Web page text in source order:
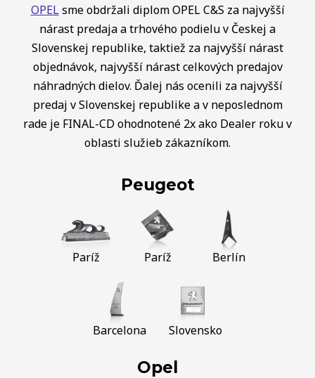
OPELsme obdržali diplom OPEL C&S za najvyšší
nárast predaja a trhového podielu v Českej a
Slovenskej republike, taktiež za najvyšší nárast
objednávok, najvyšší nárast celkových predajov
náhradných dielov. Ďalej nás ocenili za najvyšší
predaj v Slovenskej republike a v neposlednom
rade je FINAL-CD ohodnotené 2x ako Dealer roku v
oblasti služieb zákazníkom.
Peugeot
Paríž Paríž Berlín
Barcelona Slovensko
Opel